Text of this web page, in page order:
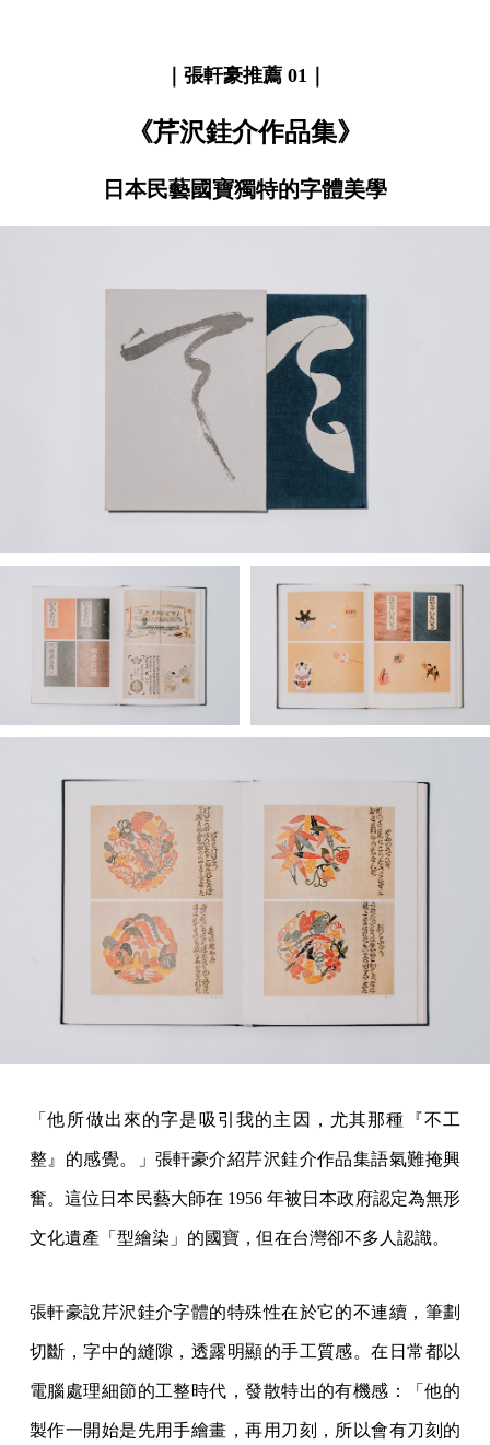
｜張軒豪推薦 01｜
《芹沢銈介作品集》
日本民藝國寶獨特的字體美學
「他所做出來的字是吸引我的主因，尤其那種『不工
整』的感覺。」張軒豪介紹芹沢銈介作品集語氣難掩興
奮。這位日本民藝大師在 1956 年被日本政府認定為無形
文化遺產「型繪染」的國寶，但在台灣卻不多人認識。
張軒豪說芹沢銈介字體的特殊性在於它的不連續，筆劃
切斷，字中的縫隙，透露明顯的手工質感。在日常都以
電腦處理細節的工整時代，發散特出的有機感：「他的
製作一開始是先用手繪畫，再用刀刻，所以會有刀刻的